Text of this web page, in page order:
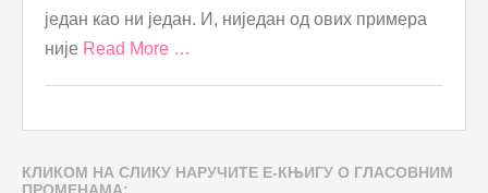
један као ни један. И, ниједан од ових примера
није Read More …
КЛИКОМ НА СЛИКУ НАРУЧИТЕ Е-КЊИГУ О ГЛАСОВНИМ